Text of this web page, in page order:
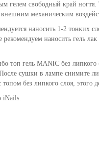
свободный край ногтя.
механическим
наносить 1-2 тонких
наносить гель
гель MANIC без липкого
сушки в лампе снимите
без липкого слоя, этого
iNails.